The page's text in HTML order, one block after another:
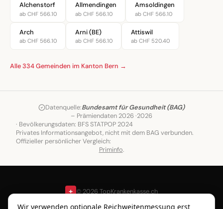
Alchenstorf
ab CHF 566.10
Allmendingen
ab CHF 566.10
Amsoldingen
ab CHF 566.10
Arch
ab CHF 566.10
Arni (BE)
ab CHF 566.10
Attiswil
ab CHF 520.40
Alle 334 Gemeinden im Kanton Bern →
Datenquelle:Bundesamt für Gesundheit (BAG)
– Prämiendaten 2026 ·2026
· Bevölkerungsdaten: BFS STATPOP 2024
Privates Informationsangebot, nicht mit dem BAG verbunden.
Offizieller persönlicher Vergleich:
Priminfo.
+ © 2026 TopKrankenkasse.ch
Gemeinden
Blog
Wir verwenden optionale Reichweitenmessung erst